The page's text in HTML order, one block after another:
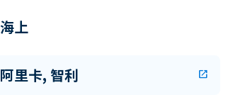
海上
阿里卡, 智利 open_in_new